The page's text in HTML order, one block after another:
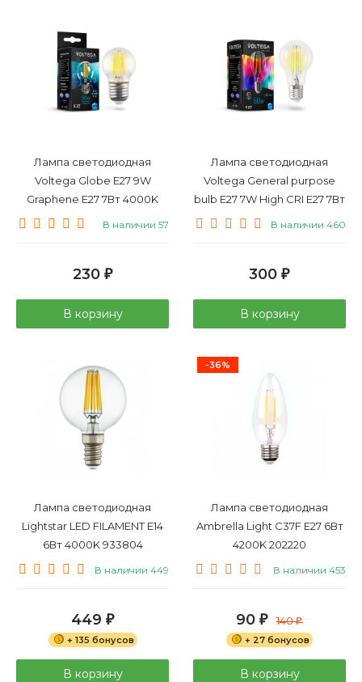
Лампа светодиодная
Voltega Globe E27 9W
Graphene E27 7Вт 4000K
7139
В наличии 57
230 ₽
В корзину
Лампа светодиодная
Voltega General purpose
bulb E27 7W High CRI E27 7Вт
4000K 7155
В наличии 460
300 ₽
В корзину
Лампа светодиодная
Lightstar LED FILAMENT E14
6Вт 4000K 933804
В наличии 449
449 ₽
+ 135 бонусов
В корзину
-36%
Лампа светодиодная
Ambrella Light C37F E27 6Вт
4200K 202220
В наличии 453
90 ₽ 140₽
+ 27 бонусов
В корзину